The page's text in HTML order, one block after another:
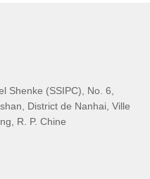
Shenke (SSIPC), No. 6,
District de Nanhai, Ville
R. P. Chine